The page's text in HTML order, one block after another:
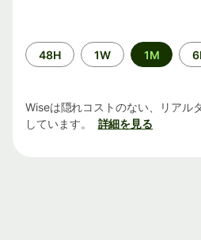
期
間
48H 1W 1M
Wiseは隠れコストのない、リアル
しています。
詳細を見る